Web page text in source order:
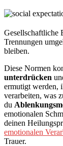
Gesellschaftliche
Trennungen
bleiben.
Diese Normen
unterdrücken
ermutigt werden,
verarbeiten, was
du
emotionalen
deinen
emotionalen
Trauer.